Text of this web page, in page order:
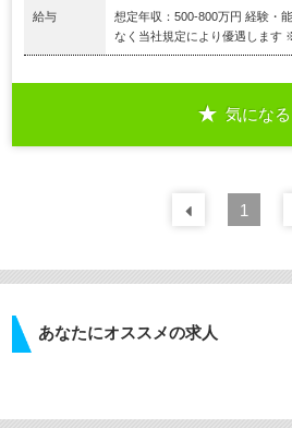
給与
想定年収：500-800万円 経験・
なく当社規定により優遇します
気になる
前の
1
あなたにオススメの求人